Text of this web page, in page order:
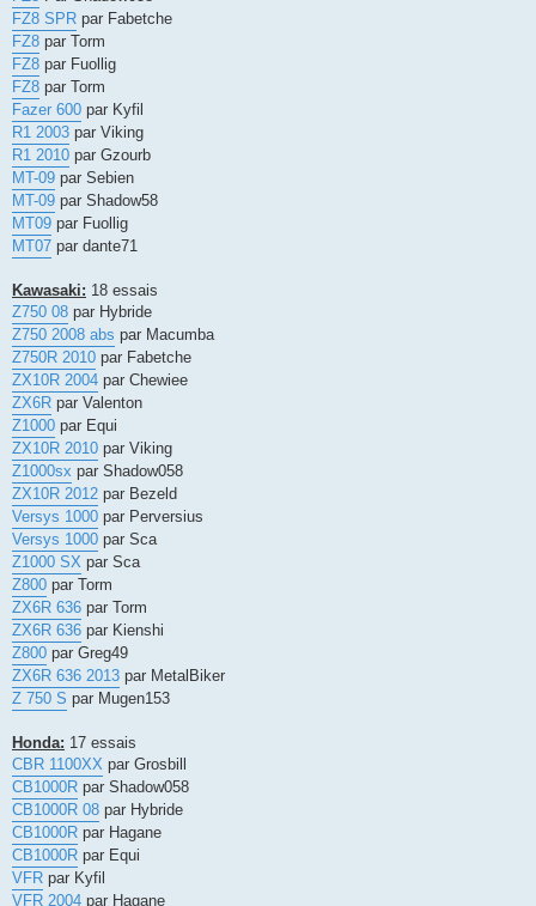
FZ8 SPR par Fabetche
FZ8 par Torm
FZ8 par Fuollig
FZ8 par Torm
Fazer 600 par Kyfil
R1 2003 par Viking
R1 2010 par Gzourb
MT-09 par Sebien
MT-09 par Shadow58
MT09 par Fuollig
MT07 par dante71
Kawasaki: 18 essais
Z750 08 par Hybride
Z750 2008 abs par Macumba
Z750R 2010 par Fabetche
ZX10R 2004 par Chewiee
ZX6R par Valenton
Z1000 par Equi
ZX10R 2010 par Viking
Z1000sx par Shadow058
ZX10R 2012 par Bezeld
Versys 1000 par Perversius
Versys 1000 par Sca
Z1000 SX par Sca
Z800 par Torm
ZX6R 636 par Torm
ZX6R 636 par Kienshi
Z800 par Greg49
ZX6R 636 2013 par MetalBiker
Z 750 S par Mugen153
Honda: 17 essais
CBR 1100XX par Grosbill
CB1000R par Shadow058
CB1000R 08 par Hybride
CB1000R par Hagane
CB1000R par Equi
VFR par Kyfil
VFR 2004 par Hagane